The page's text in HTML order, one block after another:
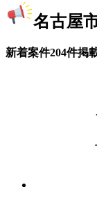
名古屋
新着案件204件掲